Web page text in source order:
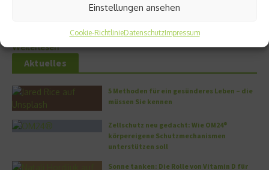
Einstellungen ansehen
Cookie-RichtlinieDatenschutzImpressum
die Hygiene bei gekaufter Muttermilch häufig mangelhaft ist. In
kommerzielle Händler abgepumpte Muttermilch....
Weiterlesen
Aktuelles
5 Methoden für ein gesünderes Leben – die
müssen Sie kennen
Zellschutz neu gedacht: Wie OM24®
körpereigene Schutzmechanismen
unterstützen soll
Sonne tanken: Die Rolle von Vitamin D für